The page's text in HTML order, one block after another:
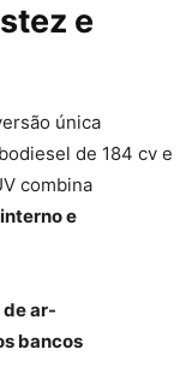
e
única
de 184 cv e
combina
e
ar-
bancos